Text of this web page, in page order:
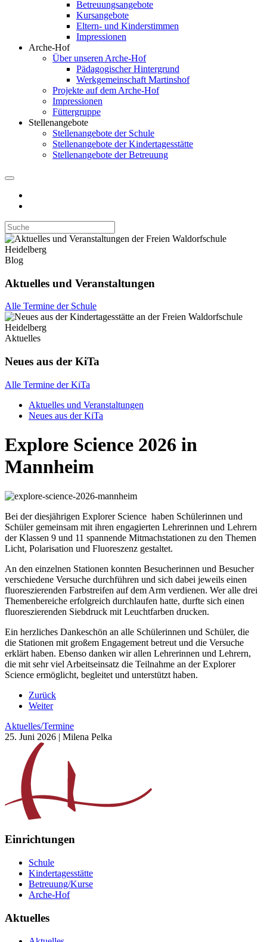
Betreuungsangebote
Kursangebote
Eltern- und Kinderstimmen
Impressionen
Arche-Hof
Über unseren Arche-Hof
Pädagogischer Hintergrund
Werkgemeinschaft Martinshof
Projekte auf dem Arche-Hof
Impressionen
Füttergruppe
Stellenangebote
Stellenangebote der Schule
Stellenangebote der Kindertagesstätte
Stellenangebote der Betreuung
Blog
Aktuelles und Veranstaltungen
Alle Termine der Schule
Aktuelles
Neues aus der KiTa
Alle Termine der KiTa
Aktuelles und Veranstaltungen
Neues aus der KiTa
Explore Science 2026 in
Mannheim
Bei der diesjährigen Explorer Science haben Schülerinnen und
Schüler gemeinsam mit ihren engagierten Lehrerinnen und Lehrern
der Klassen 9 und 11 spannende Mitmachstationen zu den Themen
Licht, Polarisation und Fluoreszenz gestaltet.
An den einzelnen Stationen konnten Besucherinnen und Besucher
verschiedene Versuche durchführen und sich dabei jeweils einen
fluoreszierenden Farbstreifen auf dem Arm verdienen. Wer alle drei
Themenbereiche erfolgreich durchlaufen hatte, durfte sich einen
fluoreszierenden Siebdruck mit Leuchtfarben drucken.
Ein herzliches Dankeschön an alle Schülerinnen und Schüler, die
die Stationen mit großem Engagement betreut und die Versuche
erklärt haben. Ebenso danken wir allen Lehrerinnen und Lehrern,
die mit sehr viel Arbeitseinsatz die Teilnahme an der Explorer
Science ermöglicht, begleitet und unterstützt haben.
Zurück
Weiter
Aktuelles/Termine
25. Juni 2026 | Milena Pelka
Einrichtungen
Schule
Kindertagesstätte
Betreuung/Kurse
Arche-Hof
Aktuelles